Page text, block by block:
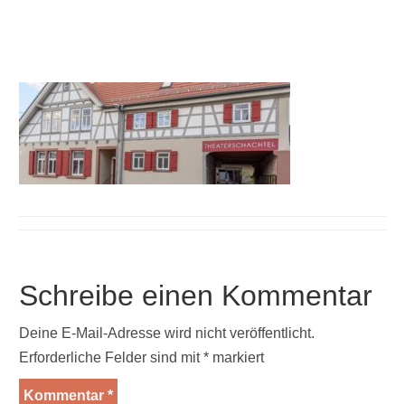
Schreibe einen Kommentar
Deine E-Mail-Adresse wird nicht veröffentlicht.
Erforderliche Felder sind mit* markiert
Kommentar*